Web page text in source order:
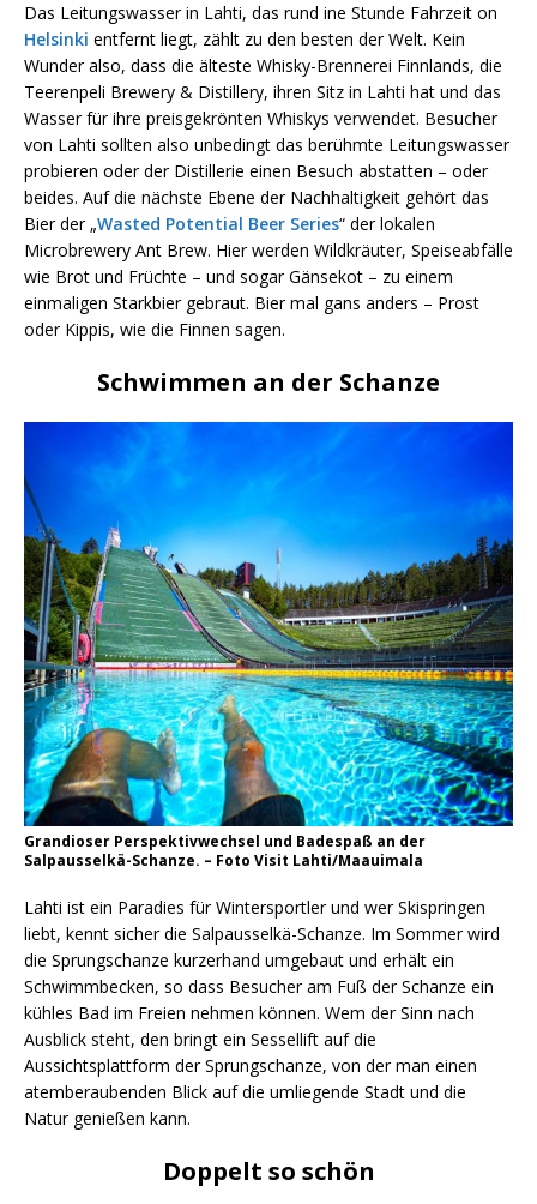
Das Leitungswasser in Lahti, das rund ine Stunde Fahrzeit on
Helsinki entfernt liegt, zählt zu den besten der Welt. Kein
Wunder also, dass die älteste Whisky-Brennerei Finnlands, die
Teerenpeli Brewery & Distillery, ihren Sitz in Lahti hat und das
Wasser für ihre preisgekrönten Whiskys verwendet. Besucher
von Lahti sollten also unbedingt das berühmte Leitungswasser
probieren oder der Distillerie einen Besuch abstatten – oder
beides. Auf die nächste Ebene der Nachhaltigkeit gehört das
Bier der „Wasted Potential Beer Series“ der lokalen
Microbrewery Ant Brew. Hier werden Wildkräuter, Speiseabfälle
wie Brot und Früchte – und sogar Gänsekot – zu einem
einmaligen Starkbier gebraut. Bier mal gans anders – Prost
oder Kippis, wie die Finnen sagen.
Schwimmen an der Schanze
Grandioser Perspektivwechsel und Badespaß an der
Salpausselkä-Schanze. – Foto Visit Lahti/Maauimala
Lahti ist ein Paradies für Wintersportler und wer Skispringen
liebt, kennt sicher die Salpausselkä-Schanze. Im Sommer wird
die Sprungschanze kurzerhand umgebaut und erhält ein
Schwimmbecken, so dass Besucher am Fuß der Schanze ein
kühles Bad im Freien nehmen können. Wem der Sinn nach
Ausblick steht, den bringt ein Sessellift auf die
Aussichtsplattform der Sprungschanze, von der man einen
atemberaubenden Blick auf die umliegende Stadt und die
Natur genießen kann.
Doppelt so schön